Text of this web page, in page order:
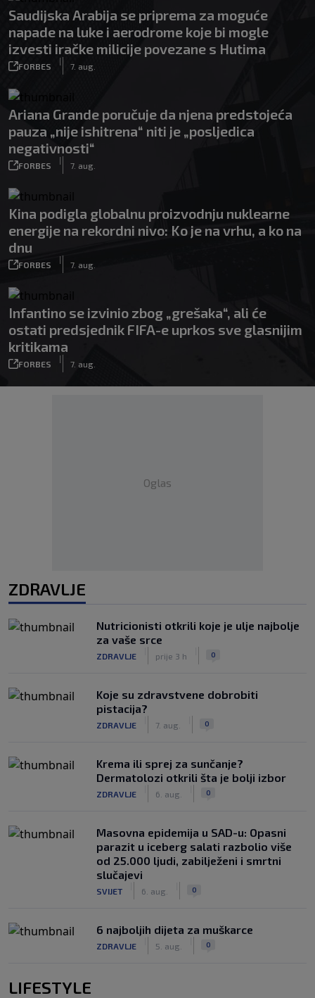
Saudijska Arabija se priprema za moguće
napade na luke i aerodrome koje bi mogle
izvesti iračke milicije povezane s Hutima
FORBES
|
7. aug.
Ariana Grande poručuje da njena predstojeća
pauza „nije ishitrena“ niti je „posljedica
negativnosti“
FORBES
|
7. aug.
Kina podigla globalnu proizvodnju nuklearne
energije na rekordni nivo: Ko je na vrhu, a ko na
dnu
FORBES
|
7. aug.
Infantino se izvinio zbog „grešaka“, ali će
ostati predsjednik FIFA-e uprkos sve glasnijim
kritikama
FORBES
|
7. aug.
Oglas
ZDRAVLJE
Nutricionisti otkrili koje je ulje najbolje
za vaše srce
ZDRAVLJE prije 3 h 0
Koje su zdravstvene dobrobiti
pistacija?
ZDRAVLJE 7. aug. 0
Krema ili sprej za sunčanje?
Dermatolozi otkrili šta je bolji izbor
ZDRAVLJE 6. aug. 0
Masovna epidemija u SAD-u: Opasni
parazit u iceberg salati razbolio više
od 25.000 ljudi, zabilježeni i smrtni
slučajevi
SVIJET 6. aug. 0
6 najboljih dijeta za muškarce
ZDRAVLJE 5. aug. 0
LIFESTYLE